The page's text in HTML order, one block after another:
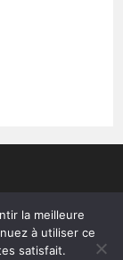
la meilleure
à utiliser ce
satisfait.